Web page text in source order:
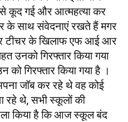
से कूद गई और आत्महत्या कर
के साथ संवेदनाएं रखते हैं मगर
टीचर के खिलाफ एफ आई आर
उनको गिरफ्तार किया गया
को गिरफ्तार किया गया है ।
जॉब कर रहे थे वह कोई
रहे थे, सभी स्कूलों की
किया है कि आज स्कूल बंद